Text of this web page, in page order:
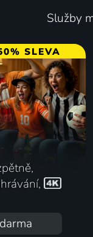
2010 |
66%
Drama 2011 |
Služby
SLEVA
,